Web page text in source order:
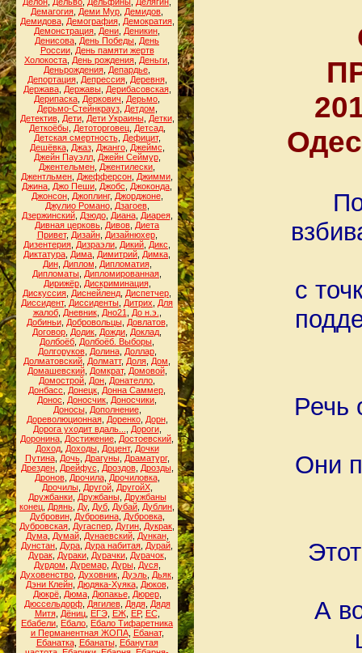
Демагогия Деми Мур Демидов
Демидова, Демография, Демократия,
Демонстрация Дени Деникин
Денисова День Победы День
России, День памяти жертв
Холокоста День рождения Деньги
Деньрождения Депардье
Депортация, Депрессия, Деревня,
Держава, Державы, Дерибасовская,
Дерипаска Деркович Дерьмо
Дерьмо-Стейнкрауз, Детдом
Детектив, Дети, Дети Украины, Детки,
Деткоёбы, Детоторговец, Детсад,
Детская смертность, Дефицит,
Дешёвка, Джаз, Джанго, Джеймс
Джейн Пауэлл, Джейн Сеймур,
Джентельмен Джентилески
Джентльмен Джефферсон Джимми
Джина Джо Пеши Джобс Джоконда
Джонсон, Джоплинг, Джорджоне,
Джулио Романо, Дзагоев,
Дзержинский, Дзюдо, Диана, Диарея,
Дивная церковь Дивов Диета
Привет, Дизайн, Дизайнюхер,
Дизентерия Дизраэли Дикий Дикс
Диктатура Дима Димитрий Димка
Дин, Диплом Дипломатия,
Дипломаты Дипломированная
Дирижёр, Дискриминация,
Дискуссия Диснейленд Диспетчер
Диссидент, Диссиденты Дитрих
Для
жалоб, Дневник, Дно21 До н.э.
Добиньи, Добровольцы, Довлатов,
Договор Додик Дожди Доклад
Долбоёб Долбоёб. Выборы
Долгоруков, Долина, Доллар,
Долматовский Долматт, Доля Дом
Домашевский, Домкрат, Домовой,
Домострой Дон Донателло
Донбасс
Донецк Донна Саммер
Донос
Доносчик Доносчики
Доносы, Дополнение,
Дореволюционная, Доренко, Дорн,
Дорога уходит вдаль...
Дороги,
Доронина Достижение Достоевский
Доход, Доходы, Доцент, Дочки
Путина, Дочь, Драгуны, Драматург,
Дрезден, Дрейфус Дроздов, Дрозды,
Дронов, Дрочила, Дрочиловка,
Дрочилы, Другой, ДругойХ,
Дружбанки, Дружбаны, Дружбаны
конец Дрянь Ду, Дуб Дубай Дублин
Дубровин, Дубровина, Дубровка,
Дубровская Дугаспер Дугин Дукрак
Дума, Думай, Дунаевский, Дункан,
Дунстан Дура Дура набитая Дурай
Дурак, Дураки, Дурачки, Дурачок,
Дурдом
Дуремар, Дуры, Дуся,
Духовенство Духовник Дуэль Дьяк
Дэни Клейн, Дюдяка-Хуяка, Дюков,
Дюкрё, Дюма, Дюпакье, Дюрер,
Дюссельдорф, Дягилев, Дядя, Дядя
Митя, Дёниц, ЕГЭ, ЕЖ, ЕР, ЕС,
Ебабели Ебало Ебало Тифаретника
и Перманентная ЖОПА, Ебанат,
Ебанатка, Ебанаты, Ебанутая
с
Речь
Они
А